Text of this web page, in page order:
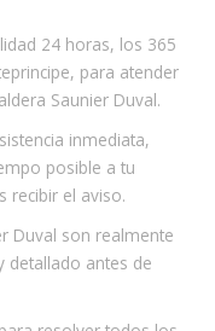
24 horas, los 365
para atender
Saunier Duval.
inmediata,
posible a tu
recibir el aviso.
Duval son realmente
detallado antes de